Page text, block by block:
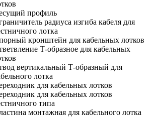
профиль
радиуса изгиба кабеля для
лотка
кронштейн для кабельных лотков
Т-образное для кабельных
вертикальный Т-образный для
лотка
для кабельных лотков
для кабельных лотков
типа
монтажная для кабельного лотка